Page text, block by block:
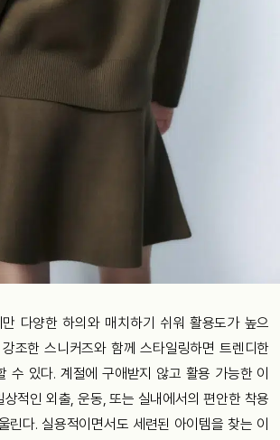
다양한 하의와 매치하기 쉬워 활용도가 높으
조한 스니커즈와 함께 스타일링하면 트렌디한
수 있다. 계절에 구애받지 않고 활용 가능한 이
적인 외출, 운동, 또는 실내에서의 편안한 착용
린다. 실용적이면서도 세련된 아이템을 찾는 이